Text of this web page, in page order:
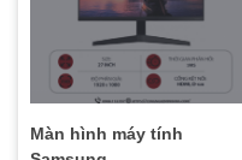
Màn hình máy tính